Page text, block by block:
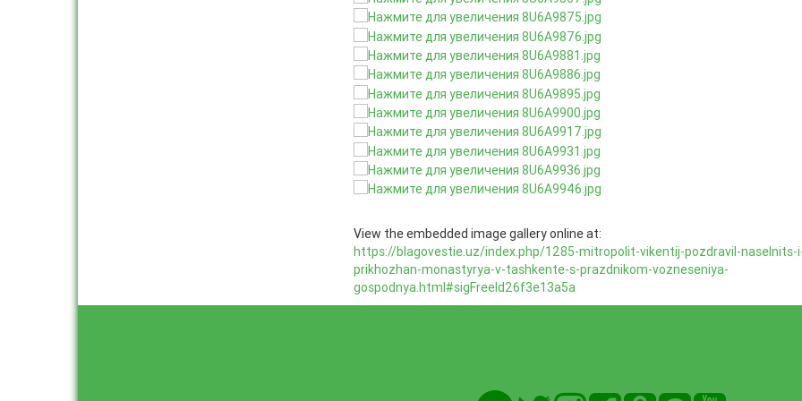
View the embedded image gallery online at:
https://blagovestie.uz/index.php/1285-mitropolit-vikentij-pozdravil-naselnits-
prikhozhan-monastyrya-v-tashkente-s-prazdnikom-vozneseniya-
gospodnya.html#sigFreeId26f3e13a5a